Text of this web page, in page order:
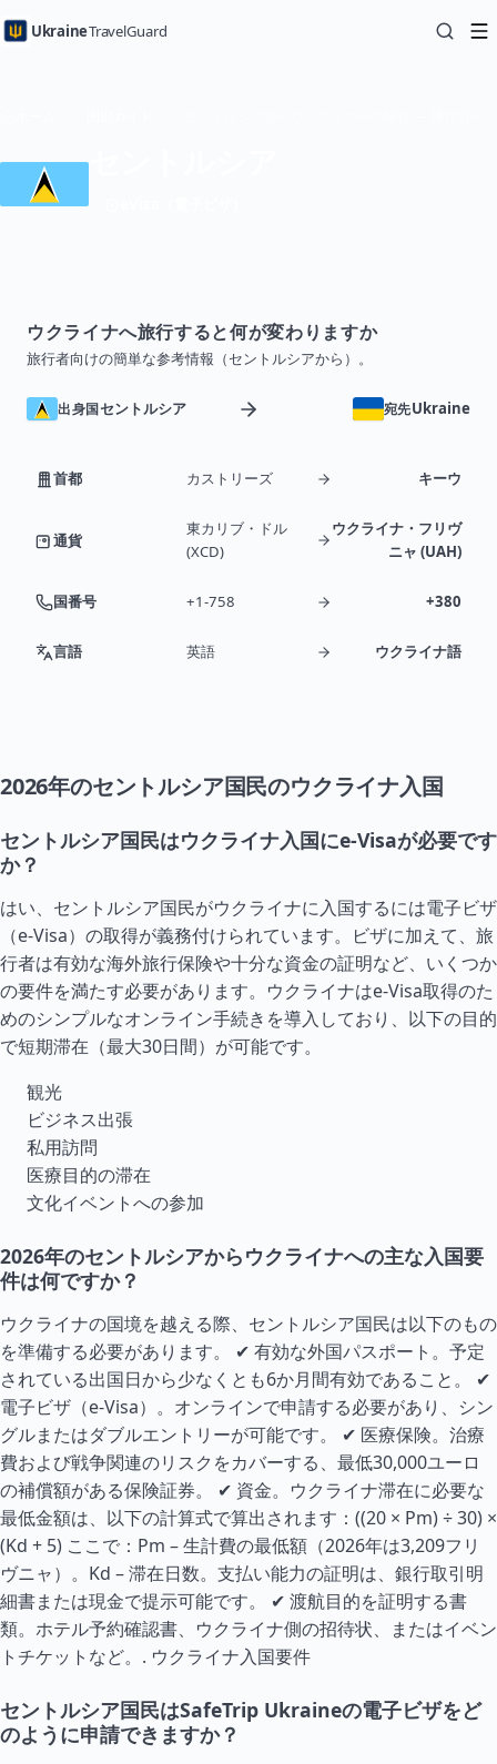
UkraineTravelGuard
ウクライナへ旅行すると何が変わりますか
旅行者向けの簡単な参考情報（セントルシアから）。
出身国セントルシア 宛先Ukraine
首都 カストリーズ キーウ
通貨
東カリブ・ドル
(XCD)
ウクライナ・フリヴ
ニャ (UAH)
国番号 +1-758 +380
言語 英語 ウクライナ語
2026年のセントルシア国民のウクライナ入国
セントルシア国民はウクライナ入国にe-Visaが必要です
か？
はい、セントルシア国民がウクライナに入国するには電子ビザ
（e-Visa）の取得が義務付けられています。ビザに加えて、旅
行者は有効な海外旅行保険や十分な資金の証明など、いくつか
の要件を満たす必要があります。ウクライナはe-Visa取得のた
めのシンプルなオンライン手続きを導入しており、以下の目的
で短期滞在（最大30日間）が可能です。
観光
ビジネス出張
私用訪問
医療目的の滞在
文化イベントへの参加
2026年のセントルシアからウクライナへの主な入国要
件は何ですか？
ウクライナの国境を越える際、セントルシア国民は以下のもの
を準備する必要があります。 ✔ 有効な外国パスポート。予定
されている出国日から少なくとも6か月間有効であること。 ✔
電子ビザ（e-Visa）。オンラインで申請する必要があり、シン
グルまたはダブルエントリーが可能です。 ✔ 医療保険。治療
費および戦争関連のリスクをカバーする、最低30,000ユーロ
の補償額がある保険証券。 ✔ 資金。ウクライナ滞在に必要な
最低金額は、以下の計算式で算出されます：((20 × Pm) ÷ 30) ×
(Kd + 5) ここで：Pm – 生計費の最低額（2026年は3,209フリ
ヴニャ）。Kd – 滞在日数。支払い能力の証明は、銀行取引明
細書または現金で提示可能です。 ✔ 渡航目的を証明する書
類。ホテル予約確認書、ウクライナ側の招待状、またはイベン
トチケットなど。. ウクライナ入国要件
セントルシア国民はSafeTrip Ukraineの電子ビザをど
のように申請できますか？